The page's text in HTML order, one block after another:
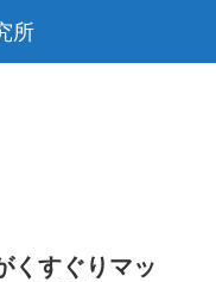
くすぐりマッ